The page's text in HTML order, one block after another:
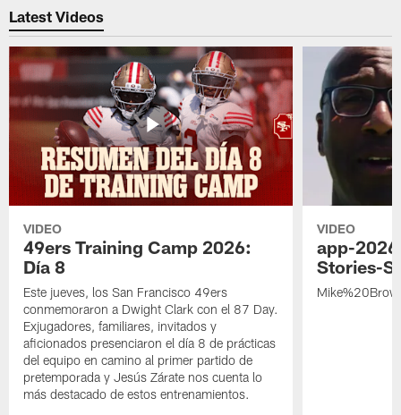
Latest Videos
VIDEO
49ers Training Camp 2026:
Día 8
Este jueves, los San Francisco 49ers
conmemoraron a Dwight Clark con el 87 Day.
Exjugadores, familiares, invitados y
aficionados presenciaron el día 8 de prácticas
del equipo en camino al primer partido de
pretemporada y Jesús Zárate nos cuenta lo
más destacado de estos entrenamientos.
VIDEO
app-
Stories-